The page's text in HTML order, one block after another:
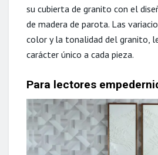
su cubierta de granito con el
de madera de parota. Las
color y la tonalidad del granito,
carácter único a cada pieza.
Para lectores